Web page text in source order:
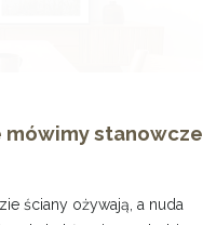
mówimy stanowcze
ściany ożywają, a nuda